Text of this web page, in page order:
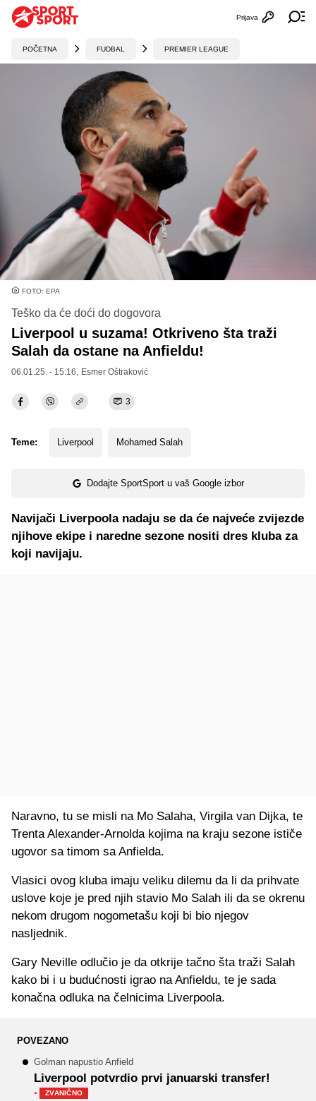
Otvori
Prijava
POČETNA FUDBAL PREMIER LEAGUE
FOTO: EPA
Teško da će doći do dogovora
Liverpool u suzama! Otkriveno šta traži
Salah da ostane na Anfieldu!
06.01.25. - 15:16, Esmer Oštraković
3
Teme: Liverpool Mohamed Salah
Dodajte SportSport u vaš Google izbor
Navijači Liverpoola nadaju se da će najveće zvijezde
njihove ekipe i naredne sezone nositi dres kluba za
koji navijaju.
Naravno, tu se misli na Mo Salaha, Virgila van Dijka, te
Trenta Alexander-Arnolda kojima na kraju sezone ističe
ugovor sa timom sa Anfielda.
Vlasici ovog kluba imaju veliku dilemu da li da prihvate
uslove koje je pred njih stavio Mo Salah ili da se okrenu
nekom drugom nogometašu koji bi bio njegov
nasljednik.
Gary Neville odlučio je da otkrije tačno šta traži Salah
kako bi i u budućnosti igrao na Anfieldu, te je sada
konačna odluka na čelnicima Liverpoola.
POVEZANO
Golman napustio Anfield
Liverpool potvrdio prvi januarski transfer!
· ZVANIČNO